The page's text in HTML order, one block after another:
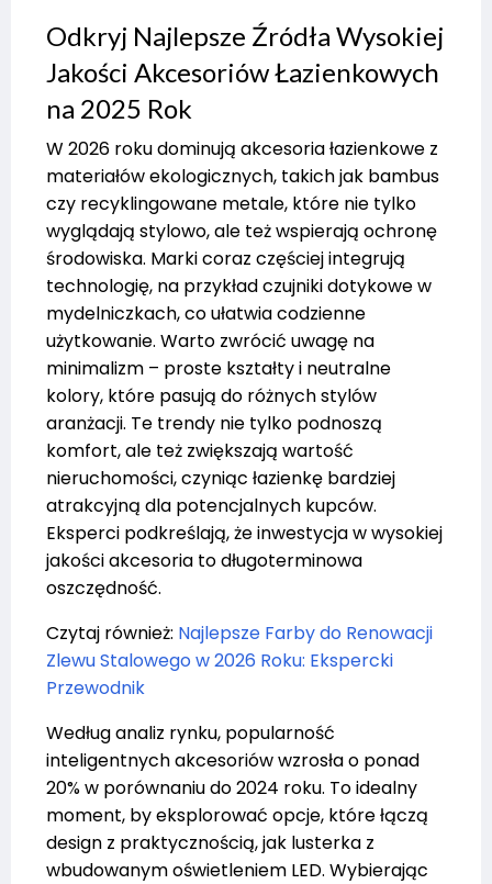
Odkryj Najlepsze Źródła Wysokiej
Jakości Akcesoriów Łazienkowych
na 2025 Rok
W 2026 roku dominują akcesoria łazienkowe z
materiałów ekologicznych, takich jak bambus
czy recyklingowane metale, które nie tylko
wyglądają stylowo, ale też wspierają ochronę
środowiska. Marki coraz częściej integrują
technologię, na przykład czujniki dotykowe w
mydelniczkach, co ułatwia codzienne
użytkowanie. Warto zwrócić uwagę na
minimalizm – proste kształty i neutralne
kolory, które pasują do różnych stylów
aranżacji. Te trendy nie tylko podnoszą
komfort, ale też zwiększają wartość
nieruchomości, czyniąc łazienkę bardziej
atrakcyjną dla potencjalnych kupców.
Eksperci podkreślają, że inwestycja w wysokiej
jakości akcesoria to długoterminowa
oszczędność.
Czytaj również: Najlepsze Farby do Renowacji
Zlewu Stalowego w 2026 Roku: Ekspercki
Przewodnik
Według analiz rynku, popularność
inteligentnych akcesoriów wzrosła o ponad
20% w porównaniu do 2024 roku. To idealny
moment, by eksplorować opcje, które łączą
design z praktycznością, jak lusterka z
wbudowanym oświetleniem LED. Wybierając